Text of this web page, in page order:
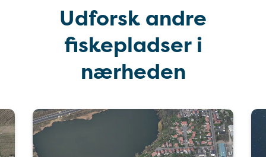
Udforsk andre
fiskepladser i
nærheden